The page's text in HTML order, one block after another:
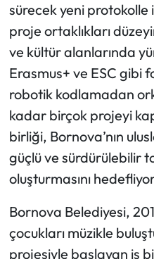
sürecek yeni protokolle
proje ortaklıkları
ve kültür alanlarında
Erasmus+ ve ESC gibi
robotik kodlamadan
kadar birçok projeyi
birliği, Bornova’nın
güçlü ve sürdürülebilir
oluşturmasını
Bornova Belediyesi,
çocukları müzikle
projesiyle başlayan iş